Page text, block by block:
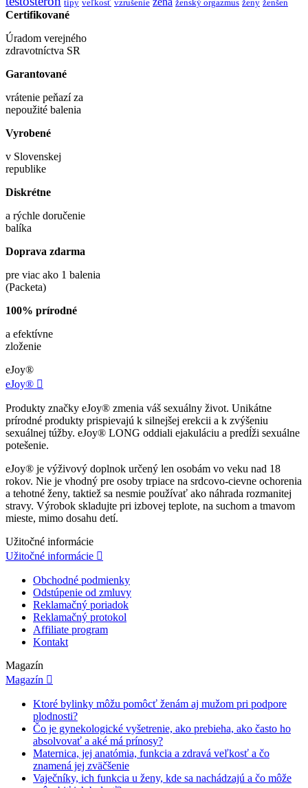
tipy veľkosť vzrušenie ženský orgazmus ženy ženšen
Certifikované
Úradom verejného
zdravotníctva SR
Garantované
vrátenie peňazí za
nepoužité balenia
Vyrobené
v Slovenskej
republike
Diskrétne
a rýchle doručenie
balíka
Doprava zdarma
pre viac ako 1 balenia
(Packeta)
100% prírodné
a efektívne
zloženie
eJoy®
eJoy® 
Produkty značky eJoy® zmenia váš sexuálny život. Unikátne
prírodné produkty prispievajú k silnejšej erekcii a k zvýšeniu
sexuálnej túžby. eJoy® LONG oddiali ejakuláciu a predĺži sexuálne
potešenie.
eJoy® je výživový doplnok určený len osobám vo veku nad 18
rokov. Nie je vhodný pre osoby trpiace na srdcovo-cievne ochorenia
a tehotné ženy, taktiež sa nesmie používať ako náhrada rozmanitej
stravy. Výrobok skladujte pri izbovej teplote, na suchom a tmavom
mieste, mimo dosahu detí.
Užitočné informácie
Užitočné informácie 
Obchodné podmienky
Odstúpenie od zmluvy
Reklamačný poriadok
Reklamačný protokol
Affiliate program
Kontakt
Magazín
Magazín 
Ktoré bylinky môžu pomôcť ženám aj mužom pri podpore
plodnosti?
Čo je gynekologické vyšetrenie, ako prebieha, ako často ho
absolvovať a aké má prínosy?
Maternica, jej anatómia, funkcia a zdravá veľkosť a čo
znamená jej zväčšenie
Vaječníky, ich funkcia u ženy, kde sa nachádzajú a čo môže